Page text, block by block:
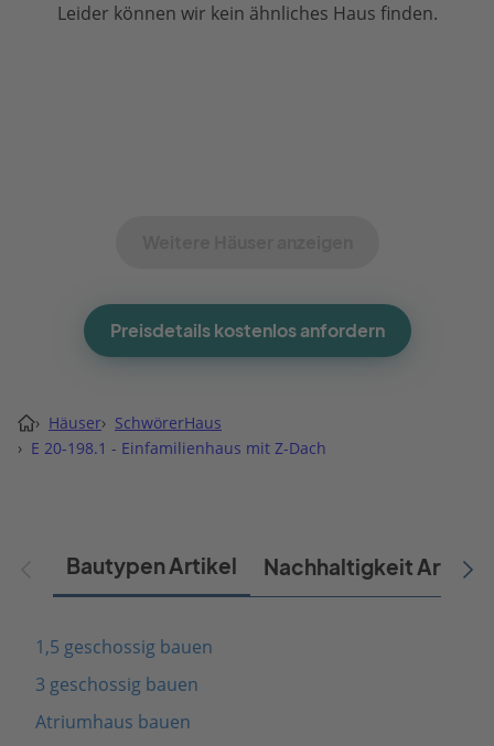
Leider können wir kein ähnliches Haus finden.
Preisdetails kostenlos anfordern
› Häuser› SchwörerHaus
› E 20-198.1 - Einfamilienhaus mit Z-Dach
Bautypen Artikel Nachhaltigkeit Artikel
1,5 geschossig bauen
3 geschossig bauen
Atriumhaus bauen